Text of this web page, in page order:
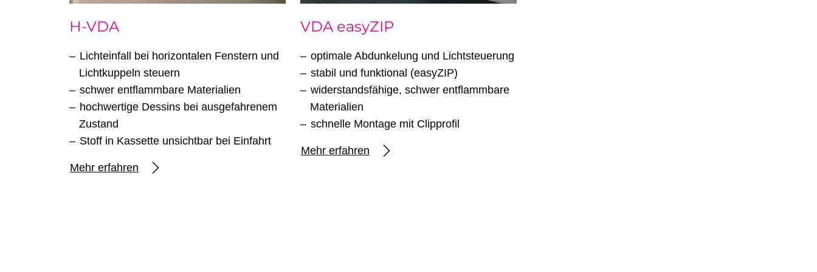
H-VDA
Lichteinfall bei horizontalen Fenstern und
Lichtkuppeln steuern
schwer entflammbare Materialien
hochwertige Dessins bei ausgefahrenem
Zustand
Stoff in Kassette unsichtbar bei Einfahrt
Mehr erfahren
VDA easyZIP
optimale Abdunkelung und Lichtsteuerung
stabil und funktional (easyZIP)
widerstandsfähige, schwer entflammbare
Materialien
schnelle Montage mit Clipprofil
Mehr erfahren